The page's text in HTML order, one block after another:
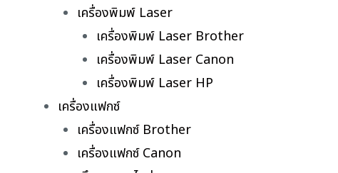
เครื่องพิมพ์ Laser
เครื่องพิมพ์ Laser Brother
เครื่องพิมพ์ Laser Canon
เครื่องพิมพ์ Laser HP
เครื่องแฟกซ์
เครื่องแฟกซ์ Brother
เครื่องแฟกซ์ Canon